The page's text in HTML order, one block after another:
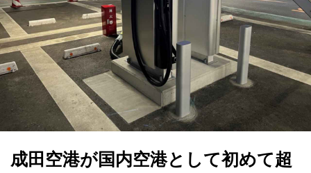
成田空港が国内空港として初めて超